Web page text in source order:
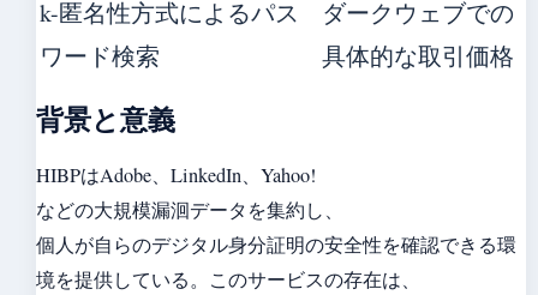
k-匿名性方式によるパス
ワード検索
ダークウェブでの
具体的な取引価格
背景と意義
HIBPはAdobe、LinkedIn、Yahoo!
などの大規模漏洄データを集約し、
個人が自らのデジタル身分証明の安全性を確認できる環
境を提供している。このサービスの存在は、